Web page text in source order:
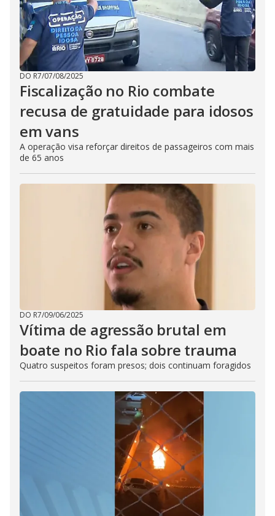
DO R7/07/08/2025
Fiscalização no Rio combate
recusa de gratuidade para idosos
em vans
A operação visa reforçar direitos de passageiros com mais
de 65 anos
DO R7/09/06/2025
Vítima de agressão brutal em
boate no Rio fala sobre trauma
Quatro suspeitos foram presos; dois continuam foragidos